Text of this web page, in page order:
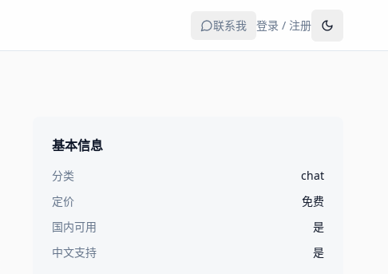
联系我 登录 / 注册
基本信息
分类
chat
定价
免费
国内可用
是
中文支持
是